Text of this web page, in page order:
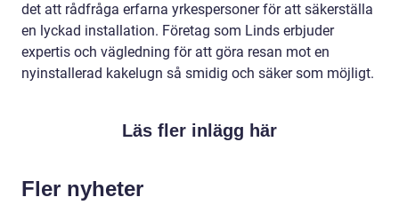
det att rådfråga erfarna yrkespersoner för att säkerställa
en lyckad installation. Företag som Linds erbjuder
expertis och vägledning för att göra resan mot en
nyinstallerad kakelugn så smidig och säker som möjligt.
Läs fler inlägg här
Fler nyheter